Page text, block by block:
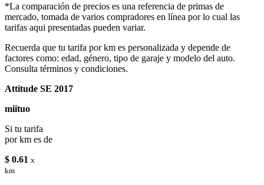
*La comparación de precios es una referencia de primas de
mercado, tomada de varios compradores en línea por lo cual las
tarifas aqui presentadas pueden variar.
Recuerda que tu tarifa por km es personalizada y depende de
factores como: edad, género, tipo de garaje y modelo del auto.
Consulta términos y condiciones.
Attitude SE 2017
miituo
Si tu tarifa
por km es de
$ 0.61 x
km